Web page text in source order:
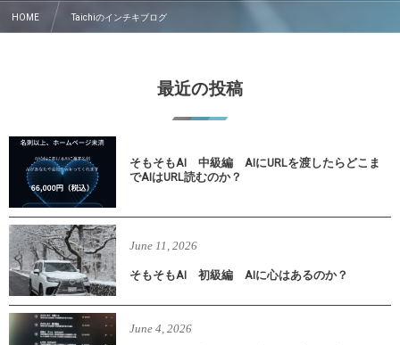
HOME Taichiのインチキブログ
最近の投稿
そもそもAI 中級編 AIにURLを渡したらどこま
でAIはURL読むのか？
June 11 , 2026
そもそもAI 初級編 AIに心はあるのか？
June 4, 2026